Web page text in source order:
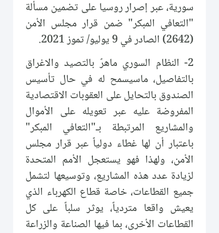
سورية، عبر إصرار روسيا على تضمين مسألة
"التعافي المبكر" ضمن قرار مجلس الأمن
(2642) الصادر في 9 يوليو/ تموز 2021.
2- النظام السوري ماهرٌ بالتصيد والاغراق
بالتفاصيل، ماسيسمح له في حال تأسيس
الصندوق بالتحايل على العقوبات الاقتصادية
المفروضة عليه عبر تعويله على الأموال
والمشاريع المرتبطة بـ"التعافي المبكر"
باعتبار أن لها غطاء دولياً عبر قرار مجلس
الأمن، ولهذا فهو يستعجل الأمم المتحدة
لزيادة عدد هذه المشاريع، وتوسيعها لتشمل
جميع القطاعات، خاصة قطاع الكهرباء الذي
يعيش واقعا متردياً، يوثر سلباً على كل
القطاعات الأخرى، بما فيها الصناعة والزراعة